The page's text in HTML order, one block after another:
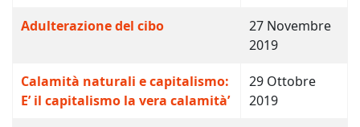
Adulterazione del cibo
27 Novembre
2019
Calamità naturali e capitalismo:
E’ il capitalismo la vera calamità’
29 Ottobre
2019